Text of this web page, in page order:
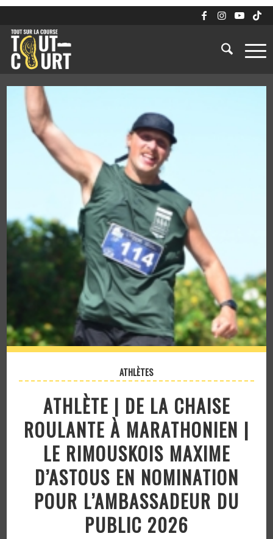
ATHLÈTES
ATHLÈTE | DE LA CHAISE
ROULANTE À MARATHONIEN |
LE RIMOUSKOIS MAXIME
D’ASTOUS EN NOMINATION
POUR L’AMBASSADEUR DU
PUBLIC 2026